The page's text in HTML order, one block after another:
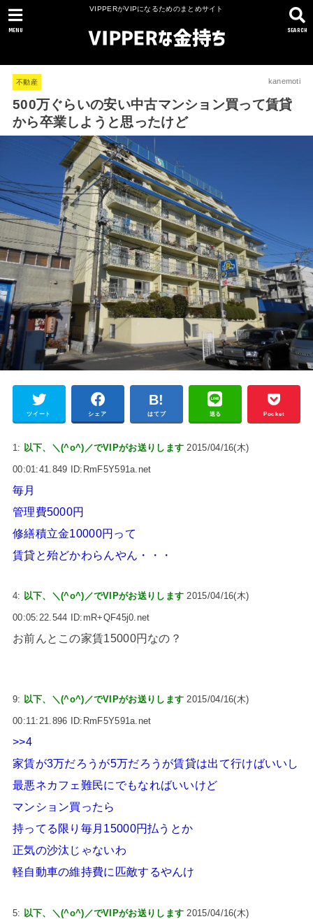
VIPPERがVIPになるためのまとめサイト
SEARCH
MENU
不動産 kanemoti
500万ぐらいの安い中古マンション買って賃貸
から卒業しようと思ったけど
ツイート シェア はてブ 送る Pocket
1: 以下、＼(^o^)／でVIPがお送りします 2015/04/16(木)
00:01:41.849 ID:RmF5Y591a.net
毎月
管理費5000円
修繕積立金10000円って
賃貸と殆どかわらんやん・・・
4: 以下、＼(^o^)／でVIPがお送りします 2015/04/16(木)
00:05:22.544 ID:mR+QF45j0.net
お前んとこの家賃15000円なの？
9: 以下、＼(^o^)／でVIPがお送りします 2015/04/16(木)
00:11:21.896 ID:RmF5Y591a.net
>>4
家賃が3万だろうが5万だろうが賃貸は出て行けばいいし
最悪ネカフェ難民にでもなればいいけど
マンション買ったら
持ってる限り毎月15000円払うとか
正気の沙汰じゃないわ
軽自動車の維持費に匹敵するやんけ
5: 以下、＼(^o^)／でVIPがお送りします 2015/04/16(木)